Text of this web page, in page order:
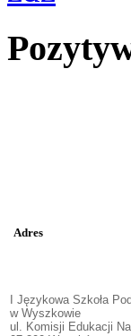
Adres
I Językowa Szkoła
w Wyszkowie
ul. Komisji Edukacji